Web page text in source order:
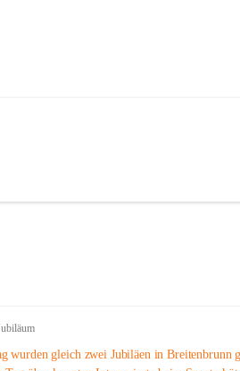
wurden gleich zwei Jubiläen in Breitenbrunn